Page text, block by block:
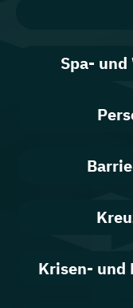
Spa-
Krisen- und